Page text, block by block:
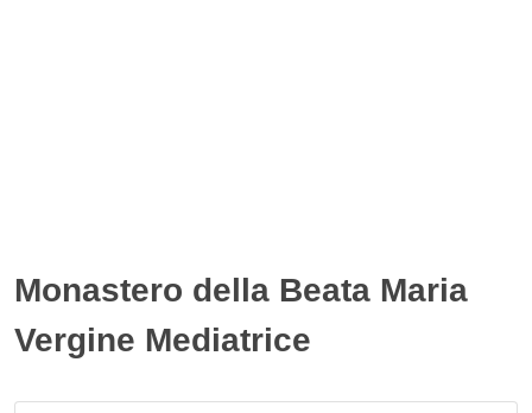
Monastero della Beata Maria
Vergine Mediatrice